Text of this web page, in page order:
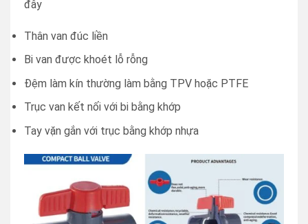
đây
Thân van đúc liền
Bi van được khoét lỗ rỗng
Đệm làm kín thường làm bằng TPV hoặc PTFE
Trục van kết nối với bi bằng khớp
Tay vặn gắn với trục bằng khớp nhựa